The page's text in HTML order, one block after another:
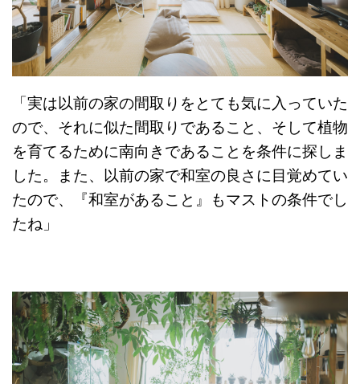
「実は以前の家の間取りをとても気に入っていた
ので、それに似た間取りであること、そして植物
を育てるために南向きであることを条件に探しま
した。また、以前の家で和室の良さに目覚めてい
たので、『和室があること』もマストの条件でし
たね」